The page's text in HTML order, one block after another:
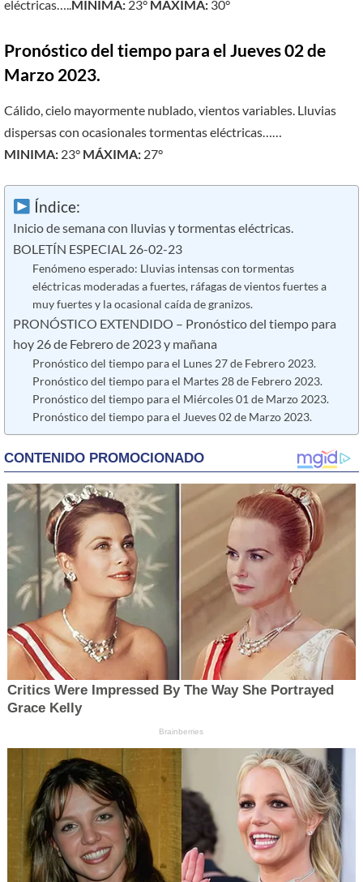
eléctricas…..MINIMA: 23° MÁXIMA: 30°
Pronóstico del tiempo para el Jueves 02 de
Marzo 2023.
Cálido, cielo mayormente nublado, vientos variables. Lluvias
dispersas con ocasionales tormentas eléctricas……
MINIMA: 23° MÁXIMA: 27°
Índice:
Inicio de semana con lluvias y tormentas eléctricas.
BOLETÍN ESPECIAL 26-02-23
Fenómeno esperado: Lluvias intensas con tormentas
eléctricas moderadas a fuertes, ráfagas de vientos fuertes a
muy fuertes y la ocasional caída de granizos.
PRONÓSTICO EXTENDIDO – Pronóstico del tiempo para
hoy 26 de Febrero de 2023 y mañana
Pronóstico del tiempo para el Lunes 27 de Febrero 2023.
Pronóstico del tiempo para el Martes 28 de Febrero 2023.
Pronóstico del tiempo para el Miércoles 01 de Marzo 2023.
Pronóstico del tiempo para el Jueves 02 de Marzo 2023.